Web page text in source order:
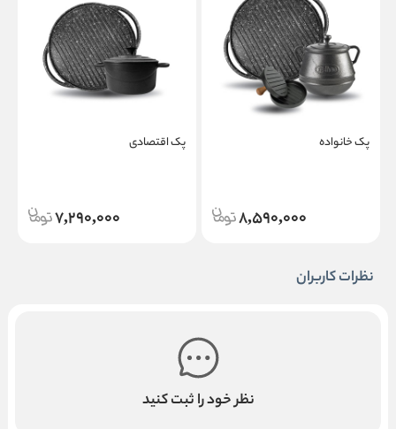
پک خانواده
8,590,000
پک اقتصادی
7,290,000
نظرات کاربران
نظر خود را ثبت کنید